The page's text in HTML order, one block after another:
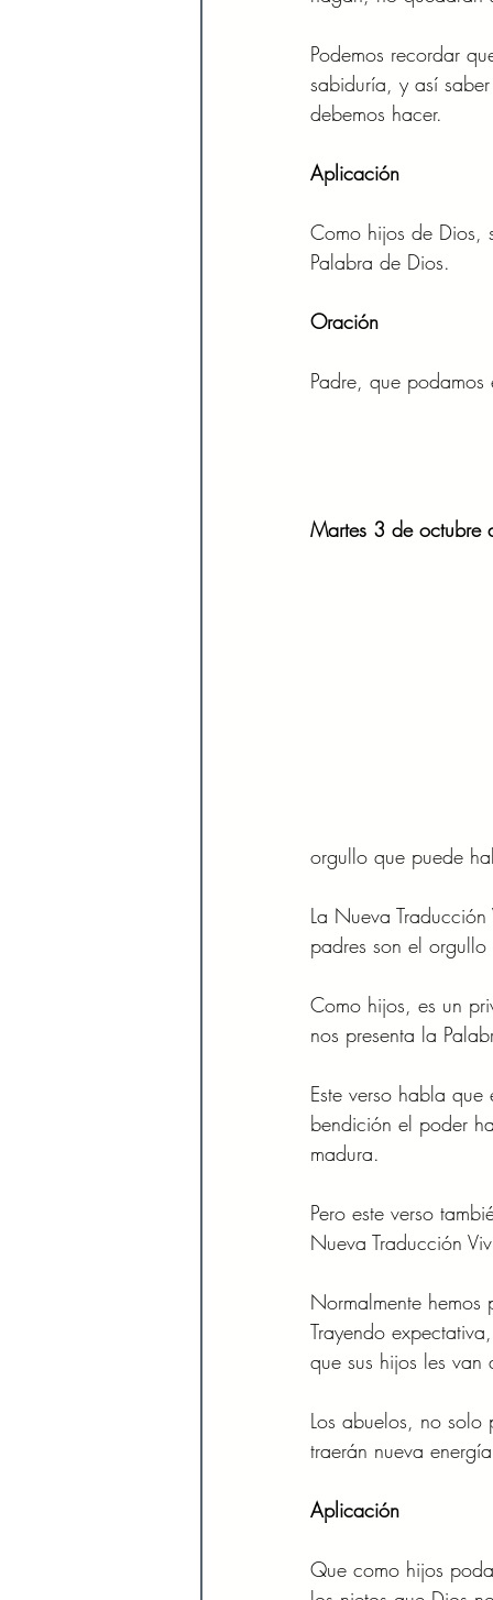
Podemos recordar
sabiduría, y así
debemos hacer.
Aplicación
Como hijos de Dios,
Palabra de Dios.
Oración
Padre, que
Martes 3 de octubre
orgullo que puede
La Nueva
padres son el orgullo
Como hijos, es un
nos presenta la
Este verso habla
bendición el poder
madura.
Pero este verso
Nueva Traducción
Normalmente
Trayendo
que sus hijos les
Los abuelos, no solo
traerán nueva
Aplicación
Que como hijos